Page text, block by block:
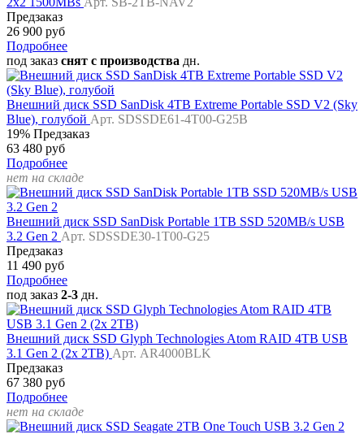
Предзаказ
26 900 руб
Подробнее
под заказ снят с производства дн.
Внешний диск SSD SanDisk 4TB Extreme Portable SSD V2 (Sky
Blue), голубой Арт. SDSSDE61-4T00-G25B
19% Предзаказ
63 480 руб
Подробнее
нет на складе
Внешний диск SSD SanDisk Portable 1TB SSD 520MB/s USB
3.2 Gen 2 Арт. SDSSDE30-1T00-G25
Предзаказ
11 490 руб
Подробнее
под заказ 2-3 дн.
Внешний диск SSD Glyph Technologies Atom RAID 4TB USB
3.1 Gen 2 (2x 2TB) Арт. AR4000BLK
Предзаказ
67 380 руб
Подробнее
нет на складе